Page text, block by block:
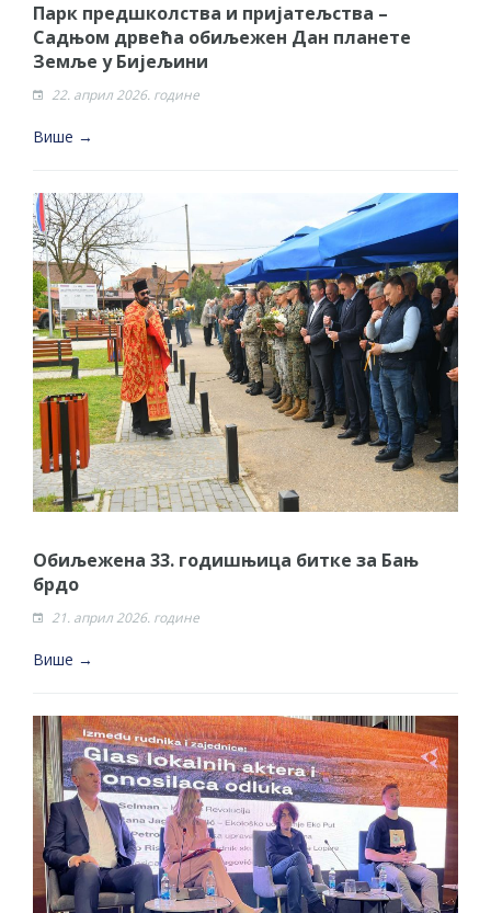
Парк предшколства и пријатељства –
Садњом дрвећа обиљежен Дан планете
Земље у Бијељини
22. април 2026. године
Више →
Обиљежена 33. годишњица битке за Бањ
брдо
21. април 2026. године
Више →